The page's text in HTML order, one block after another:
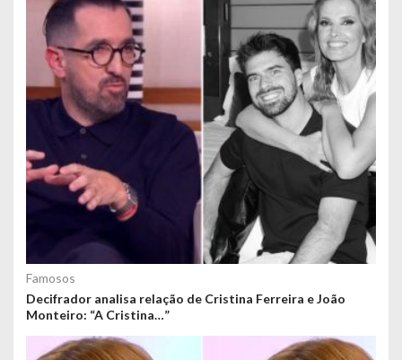
Famosos
Decifrador analisa relação de Cristina Ferreira e João
Monteiro: “A Cristina…”